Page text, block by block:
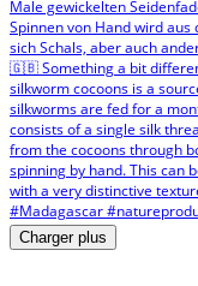
Charger plus